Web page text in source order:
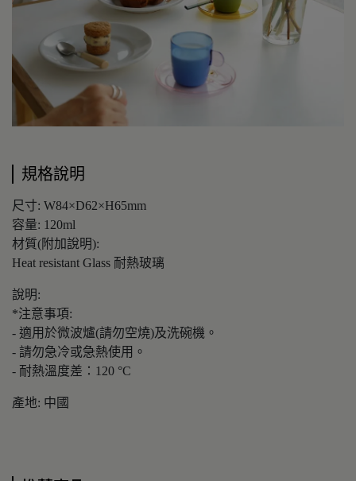
規格說明
尺寸: W84×D62×H65mm
容量: 120ml
材質(附加說明):
Heat resistant Glass 耐熱玻璃
說明:
*注意事項:
- 適用於微波爐(請勿空燒)及洗碗機。
- 請勿急冷或急熱使用。
- 耐熱溫度差：120 °C
產地: 中國